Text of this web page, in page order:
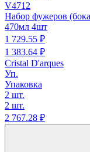
V4712
Набор фужеров
470мл 4шт
1 729.55 ₽
1 383.64 ₽
Cristal D'arques
Уп.
Упаковка
2 шт.
2 шт.
2 767.28 ₽